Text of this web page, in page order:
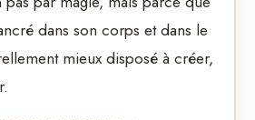
dans son corps et dans le
mieux disposé à créer,